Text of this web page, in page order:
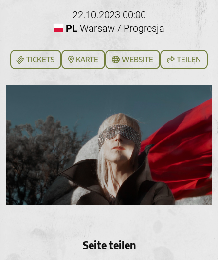
22.10.2023 00:00
PLWarsaw / Progresja
TICKETS KARTE WEBSITE TEILEN
Seite teilen